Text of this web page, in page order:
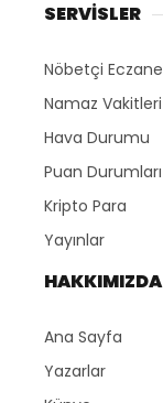
SERVİSLER
Nöbetçi
Namaz Vakitleri
Hava Durumu
Puan Durumları
Kripto Para
Yayınlar
HAKKIMIZDA
Ana Sayfa
Yazarlar